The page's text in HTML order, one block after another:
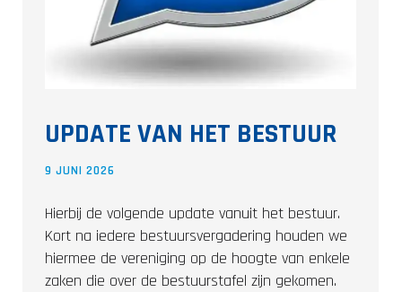
UPDATE VAN HET BESTUUR
9 JUNI 2026
Hierbij de volgende update vanuit het bestuur.
Kort na iedere bestuursvergadering houden we
hiermee de vereniging op de hoogte van enkele
zaken die over de bestuurstafel zijn gekomen.